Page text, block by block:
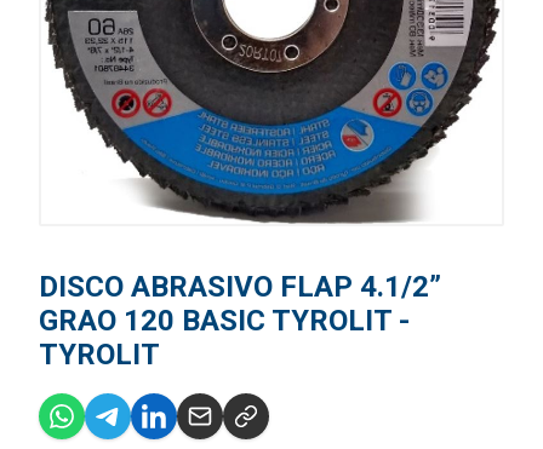
DISCO ABRASIVO FLAP 4.1/2”
GRAO 120 BASIC TYROLIT -
TYROLIT